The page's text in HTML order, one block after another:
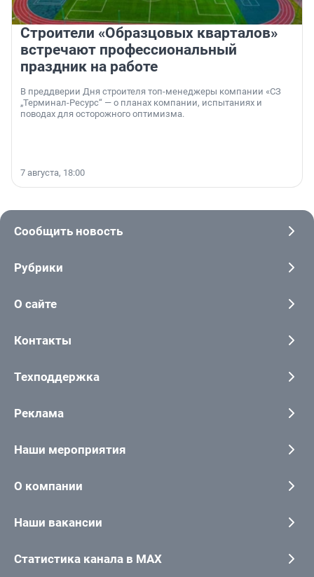
Строители «Образцовых кварталов»
встречают профессиональный
праздник на работе
В преддверии Дня строителя топ-менеджеры компании «СЗ
„Терминал-Ресурс“ — о планах компании, испытаниях и
поводах для осторожного оптимизма.
7 августа, 18:00
Сообщить новость
Рубрики
О сайте
Контакты
Техподдержка
Реклама
Наши мероприятия
О компании
Наши вакансии
Статистика канала в MAX